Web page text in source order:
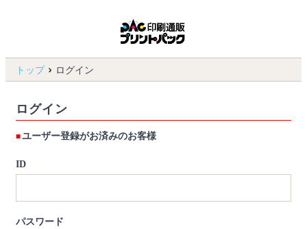
トップ ログイン
ログイン
ユーザー登録がお済みのお客様
ID
パスワード